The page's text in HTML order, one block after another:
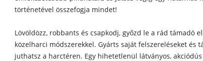
történetével összefogja mindet!
Lövöldözz, robbants és csapkodj, győzd le a rád támadó
közelharci módszerekkel. Gyárts saját felszereléseket és
juthatsz a harctéren. Egy hihetetlenül látványos,